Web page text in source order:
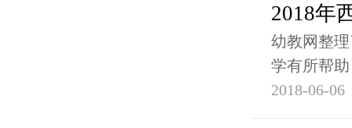
2018年
幼教网整
学有所帮
2018-06-06